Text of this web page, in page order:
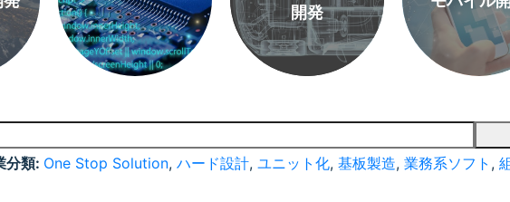
開発
分類: One Stop Solution, ハード設計, ユニット化, 基板製造, 業務系ソフト ,